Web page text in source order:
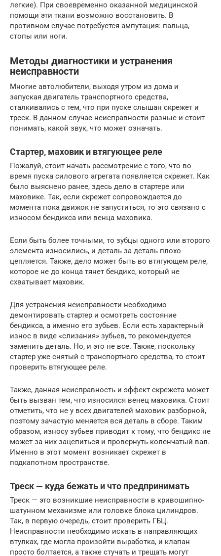
легкие). При своевременно оказанной медицинской
помощи эти ткани возможно восстановить. В
противном случае потребуется ампутация: пальца,
стопы или ноги.
Методы диагностики и устранения
неисправности
Многие автолюбители, выходя утром из дома и
запуская двигатель транспортного средства,
сталкивались с тем, что при пуске слышан скрежет и
треск. В данном случае неисправности разные и стоит
понимать, какой звук, что может означать.
Стартер, маховик и втягующее реле
Пожалуй, стоит начать рассмотрение с того, что во
время пуска силового агрегата появляется скрежет. Как
было выяснено ранее, здесь дело в стартере или
маховике. Так, если скрежет сопровождается до
момента пока движок не запуститься, то это связано с
износом бендикса или венца маховика.
Если быть более точными, то зубцы одного или второго
элемента износились, и деталь за деталь плохо
цепляется. Также, дело может быть во втягующем реле,
которое не до конца тянет бендикс, который не
схватывает маховик.
Для устранения неисправности необходимо
демонтировать стартер и осмотреть состояние
бендикса, а именно его зубьев. Если есть характерный
износ в виде «слизания» зубьев, то рекомендуется
заменить деталь. Но, и это не все. Также, поскольку
стартер уже снятый с транспортного средства, то стоит
проверить втягующее реле.
Также, данная неисправность и эффект скрежета может
быть вызван тем, что износился венец маховика. Стоит
отметить, что не у всех двигателей маховик разборной,
поэтому зачастую меняется вся деталь в сборе. Таким
образом, износу зубьев приводит к тому, что бендикс не
может за них зацепиться и провернуть коленчатый вал.
Именно в этот момент возникает скрежет в
подкапотном пространстве.
Треск — куда бежать и что предпринимать
Треск — это возникшие неисправности в кривошипно-
шатунном механизме или головке блока цилиндров.
Так, в первую очередь, стоит проверить ГБЦ.
Неисправности необходимо искать в направляющих
втулках, где могла произойти выработка, и клапан
просто болтается, а также стучать и трещать могут